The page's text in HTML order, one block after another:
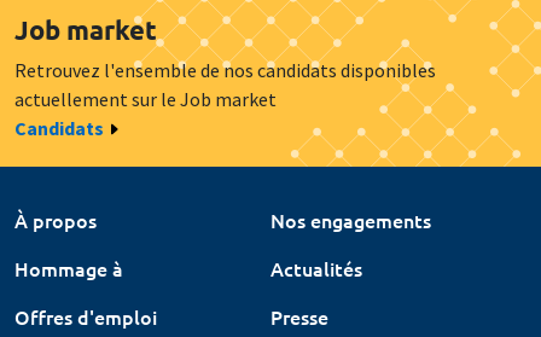
Job market
Retrouvez l'ensemble de nos candidats disponibles
actuellement sur le Job market
Candidats
À propos
Nos engagements
Hommage à
Actualités
Offres d'emploi
Presse